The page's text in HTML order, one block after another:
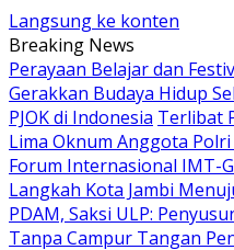
Langsung ke konten
Breaking News
Perayaan Belajar dan
Gerakkan Budaya Hidup
PJOK di Indonesia Terlibat
Lima Oknum Anggota
Forum Internasional IMT-
Langkah Kota Jambi
PDAM, Saksi ULP:
Tanpa Campur Tangan